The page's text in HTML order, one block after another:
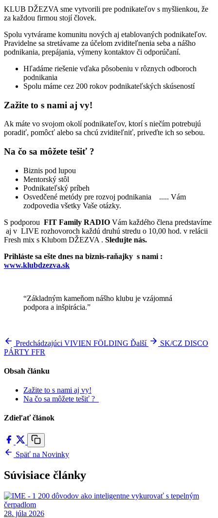
KLUB DŽEZVA sme vytvorili pre podnikateľov s myšlienkou, že
za každou firmou stojí človek.
Spolu vytvárame komunitu nových aj etablovaných podnikateľov.
Pravidelne sa stretávame za účelom zviditeľnenia seba a nášho
podnikania, prepájania, výmeny kontaktov či odporúčaní.
Hľadáme riešenie vďaka pôsobeniu v rôznych odboroch
podnikania
Spolu máme cez 200 rokov podnikateľských skúseností
Zažite to s nami aj vy!
Ak máte vo svojom okolí podnikateľov, ktorí s niečím potrebujú
poradiť, pomôcť alebo sa chcú zviditeľniť, priveďte ich so sebou.
Na čo sa môžete tešiť ?
Biznis pod lupou
Mentorský stôl
Podnikateľský príbeh
Osvedčené metódy pre rozvoj podnikania ..... Vám
zodpovedia všetky Vaše otázky.
S podporou FIT Family RADIO Vám každého člena predstavíme
aj v LIVE rozhovoroch každú druhú stredu o 10,00 hod. v relácii
Fresh mix s Klubom DŽEZVA . Sledujte nás.
Prihláste sa ešte dnes na biznis-raňajky s nami :
www.klubdzezva.sk
“Základným kameňom nášho klubu je vzájomná
podpora a inšpirácia.”
Predchádzajúci VIVIEN FÖLDING Ďalší
SK/CZ DISCO
PÁRTY FFR
Obsah článku
Zažite to s nami aj vy!
Na čo sa môžete tešiť ?
Zdieľať článok
Späť na Novinky
Súvisiace články
28. júla 2026